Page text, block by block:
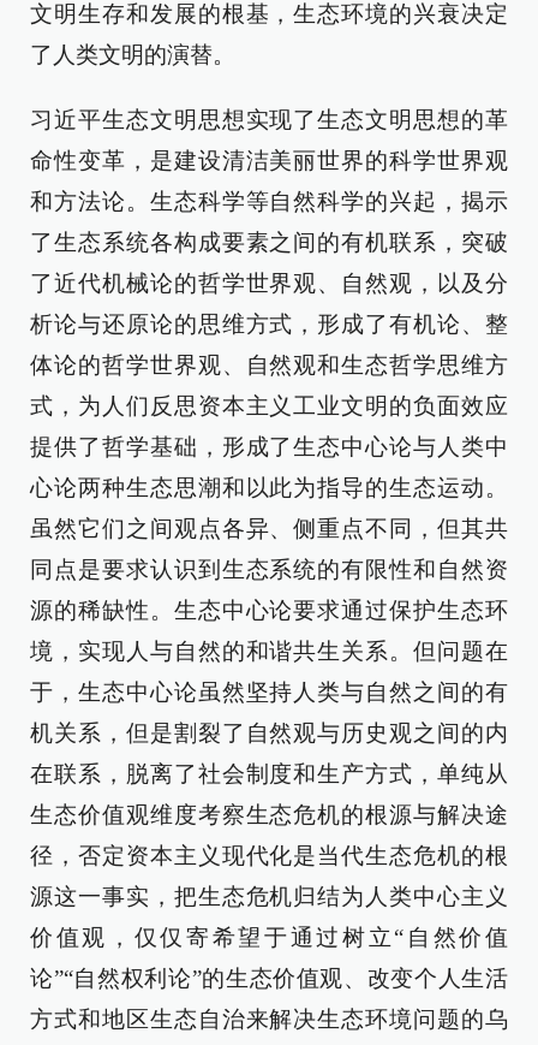
文明生存和发展的根基，生态环境的兴衰决定
了人类文明的演替。
习近平生态文明思想实现了生态文明思想的革
命性变革，是建设清洁美丽世界的科学世界观
和方法论。生态科学等自然科学的兴起，揭示
了生态系统各构成要素之间的有机联系，突破
了近代机械论的哲学世界观、自然观，以及分
析论与还原论的思维方式，形成了有机论、整
体论的哲学世界观、自然观和生态哲学思维方
式，为人们反思资本主义工业文明的负面效应
提供了哲学基础，形成了生态中心论与人类中
心论两种生态思潮和以此为指导的生态运动。
虽然它们之间观点各异、侧重点不同，但其共
同点是要求认识到生态系统的有限性和自然资
源的稀缺性。生态中心论要求通过保护生态环
境，实现人与自然的和谐共生关系。但问题在
于，生态中心论虽然坚持人类与自然之间的有
机关系，但是割裂了自然观与历史观之间的内
在联系，脱离了社会制度和生产方式，单纯从
生态价值观维度考察生态危机的根源与解决途
径，否定资本主义现代化是当代生态危机的根
源这一事实，把生态危机归结为人类中心主义
价值观，仅仅寄希望于通过树立“自然价值
论”“自然权利论”的生态价值观、改变个人生活
方式和地区生态自治来解决生态环境问题的乌